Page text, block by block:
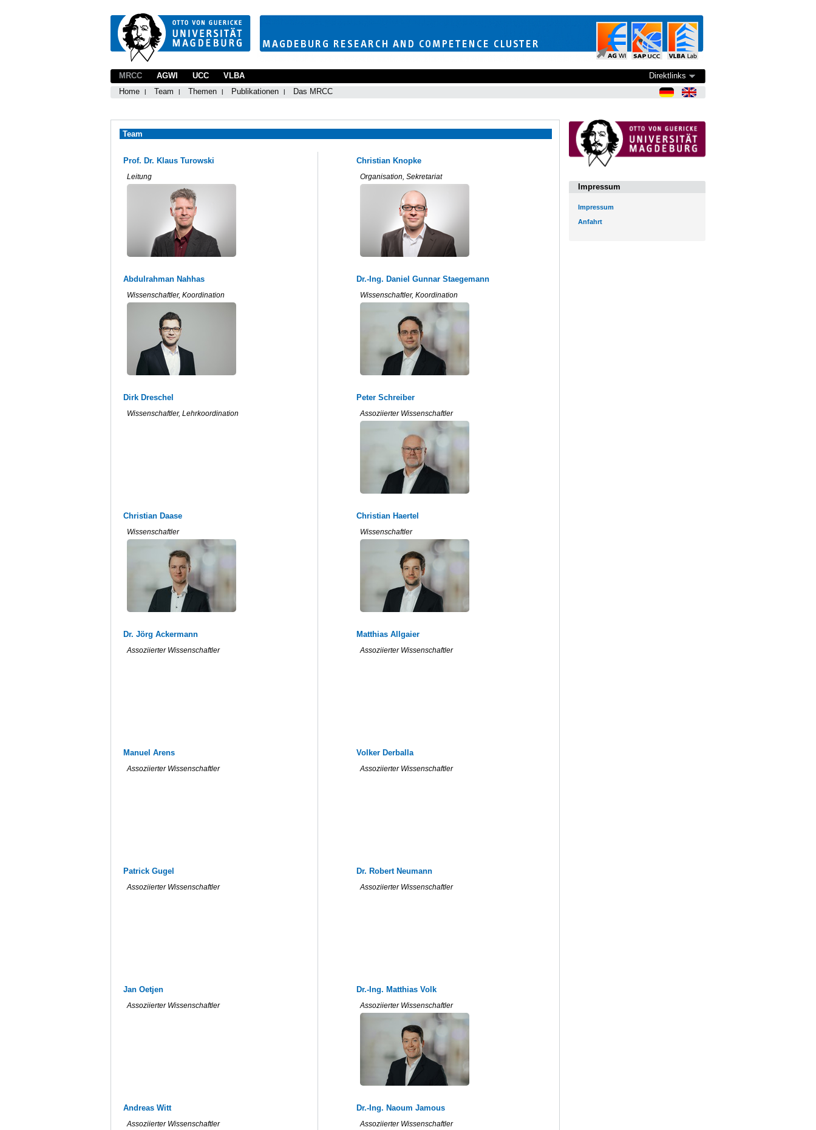
MRCC
Home
Team Themen Publikationen Das MRCC
AGWI UCC VLBA Direktlinks
Team
Prof. Dr. Klaus Turowski
Leitung
Christian Knopke
Organisation, Sekretariat
Abdulrahman Nahhas
Wissenschaftler, Koordination
Dr.-Ing. Daniel Gunnar Staegemann
Wissenschaftler, Koordination
Dirk Dreschel
Wissenschaftler, Lehrkoordination
Peter Schreiber
Assoziierter Wissenschaftler
Christian Daase
Wissenschaftler
Christian Haertel
Wissenschaftler
Dr. Jörg Ackermann
Assoziierter Wissenschaftler
Matthias Allgaier
Assoziierter Wissenschaftler
Manuel Arens
Assoziierter Wissenschaftler
Volker Derballa
Assoziierter Wissenschaftler
Patrick Gugel
Assoziierter Wissenschaftler
Dr. Robert Neumann
Assoziierter Wissenschaftler
Jan Oetjen
Assoziierter Wissenschaftler
Dr.-Ing. Matthias Volk
Assoziierter Wissenschaftler
Andreas Witt
Assoziierter Wissenschaftler
Dr.-Ing. Naoum Jamous
Assoziierter Wissenschaftler
Impressum
Impressum
Anfahrt